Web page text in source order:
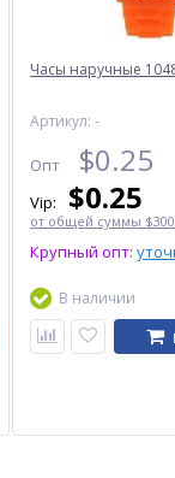
ХИТ
Часы наручные
Артикул: -
Опт $0.25
Vip: $0.25
от общей суммы
Крупный опт:
В наличии